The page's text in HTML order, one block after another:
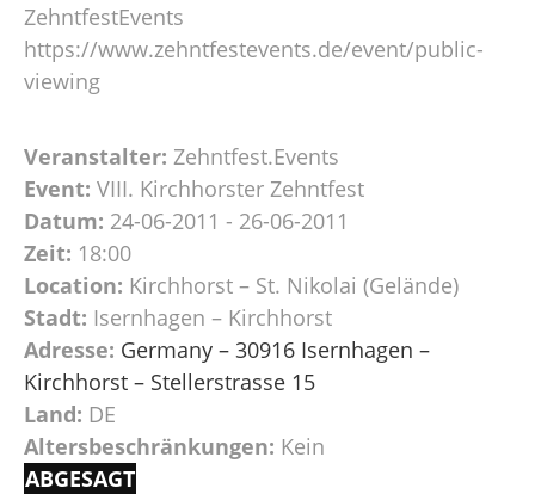
ZehntfestEvents
https://www.zehntfestevents.de/event/public-
viewing
Veranstalter: Zehntfest.Events
Event: VIII. Kirchhorster Zehntfest
Datum: 24-06-2011 - 26-06-2011
Zeit: 18:00
Location: Kirchhorst – St. Nikolai (Gelände)
Stadt: Isernhagen – Kirchhorst
Adresse: Germany – 30916 Isernhagen –
Kirchhorst – Stellerstrasse 15
Land: DE
Altersbeschränkungen: Kein
ABGESAGT